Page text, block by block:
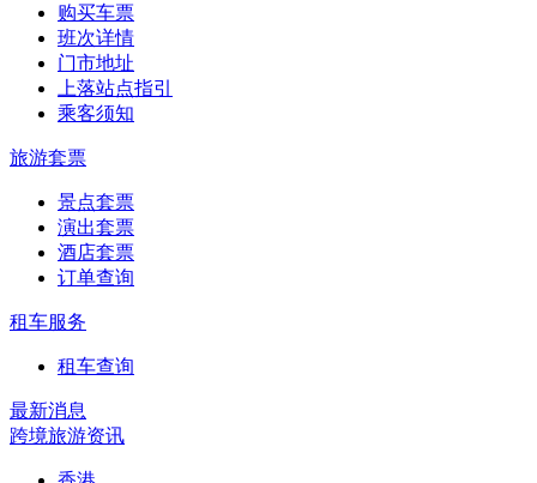
购买车票
班次详情
门市地址
上落站点指引
乘客须知
旅游套票
景点套票
演出套票
酒店套票
订单查询
租车服务
租车查询
最新消息
跨境旅游资讯